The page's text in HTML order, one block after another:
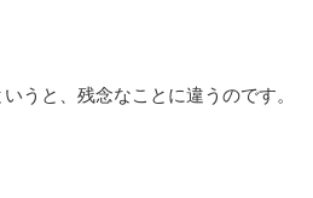
うと、残念なことに違うのです。